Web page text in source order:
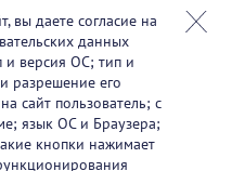
вы даете согласие на
данных
и версия ОС; тип и
разрешение его
сайт пользователь; с
язык ОС и Браузера;
кнопки нажимает